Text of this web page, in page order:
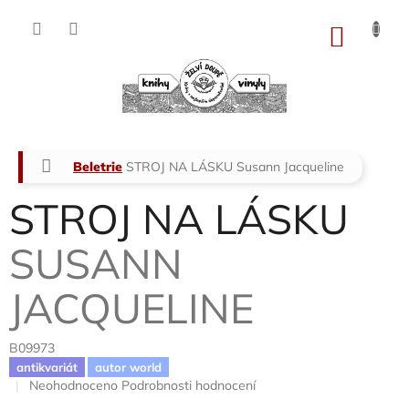
Domů
Beletrie STROJ NA LÁSKU Susann Jacqueline
STROJ NA LÁSKU
SUSANN
JACQUELINE
B09973
antikvariát autor world
Průměrné
Neohodnoceno Podrobnosti hodnocení